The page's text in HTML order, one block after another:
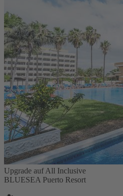
Upgrade auf All Inclusive
BLUESEA Puerto Resort